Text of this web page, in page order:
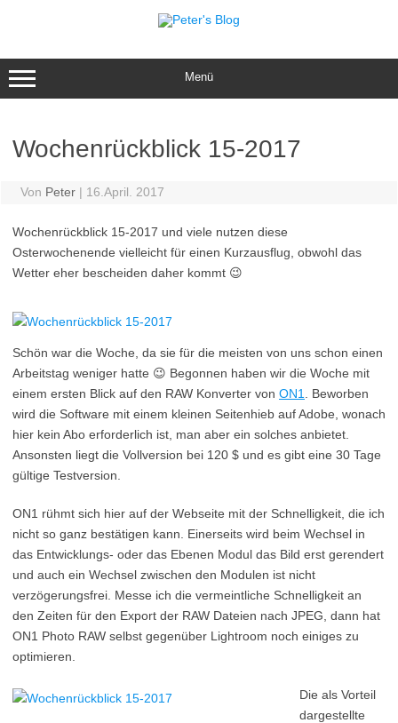
Menü
Wochenrückblick 15-2017
Von Peter | 16.April. 2017
Wochenrückblick 15-2017 und viele nutzen diese
Osterwochenende vielleicht für einen Kurzausflug, obwohl das
Wetter eher bescheiden daher kommt 😉
Schön war die Woche, da sie für die meisten von uns schon einen
Arbeitstag weniger hatte 😉 Begonnen haben wir die Woche mit
einem ersten Blick auf den RAW Konverter von ON1
. Beworben
wird die Software mit einem kleinen Seitenhieb auf Adobe, wonach
hier kein Abo erforderlich ist, man aber ein solches anbietet.
Ansonsten liegt die Vollversion bei 120 $ und es gibt eine 30 Tage
gültige Testversion.
ON1 rühmt sich hier auf der Webseite mit der Schnelligkeit, die ich
nicht so ganz bestätigen kann. Einerseits wird beim Wechsel in
das Entwicklungs- oder das Ebenen Modul das Bild erst gerendert
und auch ein Wechsel zwischen den Modulen ist nicht
verzögerungsfrei. Messe ich die vermeintliche Schnelligkeit an
den Zeiten für den Export der RAW Dateien nach JPEG, dann hat
ON1 Photo RAW selbst gegenüber Lightroom noch einiges zu
optimieren.
Die als Vorteil
dargestellte